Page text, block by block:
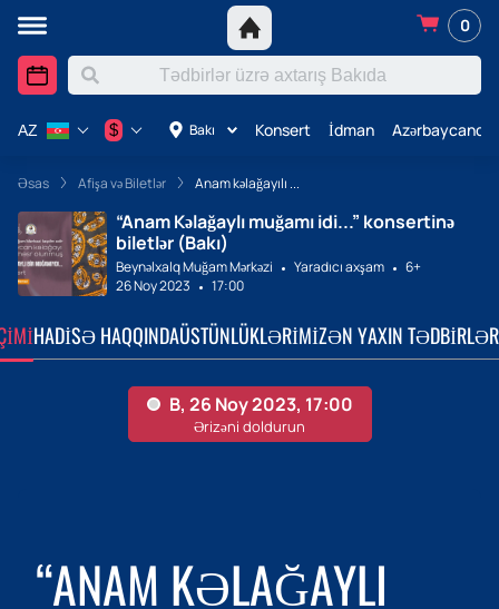
0
Bakı Konsert İdman Azərbaycanda
AZ $
Əsas Afişa və Biletlər Anam kəlağayılı ...
“Anam Kəlağaylı muğamı idi...” konsertinə
biletlər (Bakı)
Beynəlxalq Muğam Mərkəzi Yaradıcı axşam
6+
26 Noy 2023
17:00
HADISƏ HAQQINDAÜSTÜNLÜKLƏRIMIZƏN YAXIN TƏDBIRLƏR
“ANAM KƏLAĞAYLI